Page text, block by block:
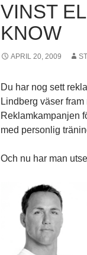
VINST
KNOW
APRIL 20, 2009
Du har nog sett
Lindberg väser fram
Reklamkampanjen
med personlig
Och nu har man